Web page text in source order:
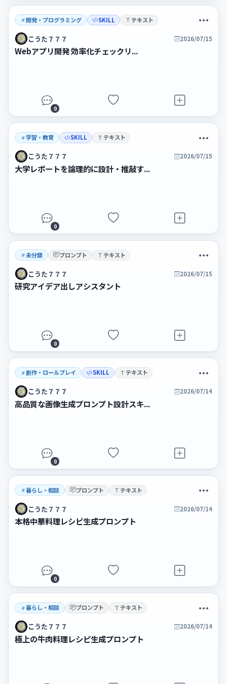
開発・プログラミング SKILL テキスト
2026/07/15
こうた７７７
Webアプリ開発 効率化チェックリ...
0
学習・教育 SKILL テキスト
2026/07/15
こうた７７７
大学レポートを論理的に設計・推敲す...
0
未分類 プロンプト テキスト
2026/07/15
こうた７７７
研究アイデア出しアシスタント
0
創作・ロールプレイ SKILL テキスト
2026/07/14
こうた７７７
高品質な画像生成プロンプト設計スキ...
0
暮らし・相談 プロンプト テキスト
2026/07/14
こうた７７７
本格中華料理レシピ生成プロンプト
0
暮らし・相談 プロンプト テキスト
2026/07/14
こうた７７７
極上の牛肉料理レシピ生成プロンプト